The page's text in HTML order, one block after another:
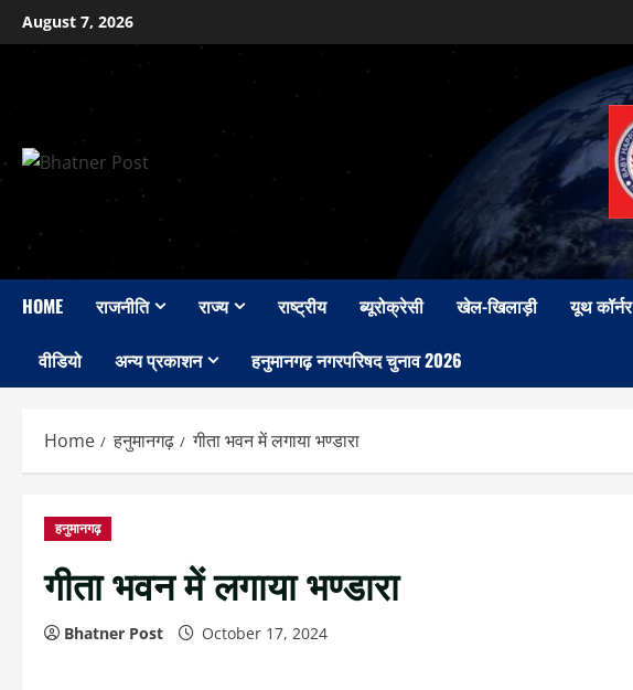
Skip
to
August 7, 2026
HOME राजनीति राज्य राष्ट्रीय ब्यूरोक्रेसी खेल-खिलाड़ी यूथ कॉर्नर
वीडियो अन्य प्रकाशन हनुमानगढ़ नगरपरिषद चुनाव 2026
Home हनुमानगढ़ गीता भवन में लगाया भण्डारा
हनुमानगढ़
गीता भवन में लगाया भण्डारा
Bhatner Post October 17, 2024